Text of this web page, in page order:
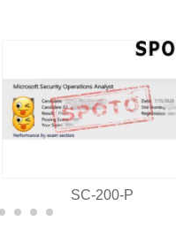
SC-200-P